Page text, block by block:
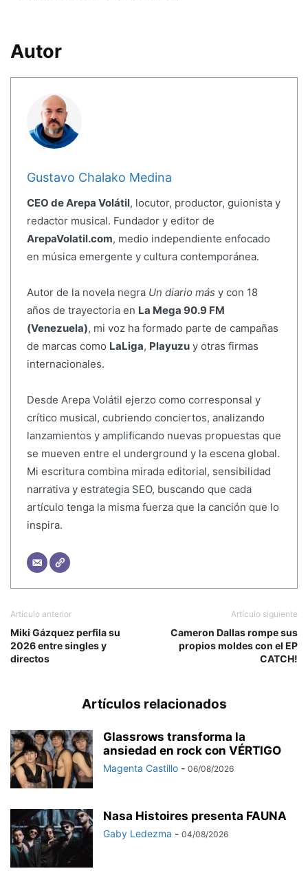
Autor
Gustavo Chalako Medina
CEO de Arepa Volátil, locutor, productor, guionista y
redactor musical. Fundador y editor de
ArepaVolatil.com, medio independiente enfocado
en música emergente y cultura contemporánea.
Autor de la novela negra Un diario más y con 18
años de trayectoria en La Mega 90.9 FM
(Venezuela), mi voz ha formado parte de campañas
de marcas como LaLiga, Playuzuy otras firmas
internacionales.
Desde Arepa Volátil ejerzo como corresponsal y
crítico musical, cubriendo conciertos, analizando
lanzamientos y amplificando nuevas propuestas que
se mueven entre el underground y la escena global.
Mi escritura combina mirada editorial, sensibilidad
narrativa y estrategia SEO, buscando que cada
artículo tenga la misma fuerza que la canción que lo
inspira.
Artículo anterior
Miki Gázquez perfila su
2026 entre singles y
directos
Artículo siguiente
Cameron Dallas rompe sus
propios moldes con el EP
CATCH!
Artículos relacionados
Glassrows transforma la
ansiedad en rock con VÉRTIGO
Magenta Castillo - 06/08/2026
Nasa Histoires presenta FAUNA
Gaby Ledezma - 04/08/2026